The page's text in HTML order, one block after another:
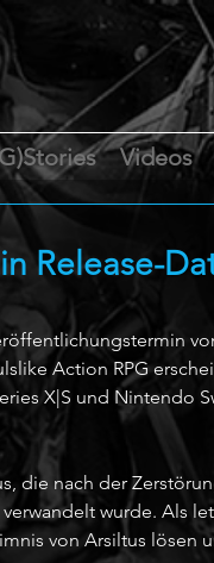
Videos
Release-
Action RPG
X|S und Nintendo
die nach der
wurde. Als
von Arsiltus lösen